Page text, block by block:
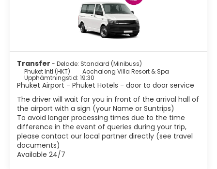
Phi Phi View Point har en utmärkt utsikt över Ao Ton Sai
och Ao Lo Dalam Bay. Patong Beach är den mest besökta
stranden och den är ibland trång, men har regionens
bästa nattliv. För mer avslappnade stränder, besök de
vackra stränderna Kamala, Surin, Laem Singh, Karon och
Phuket är verkligen en underbar plats för en avkopplande
resa. Massor av fantastiska underbara resorts, utmärkta
smakfulla restauranger, vita sandstränder, fantastiska
omgivande öar och spännande nattliv. Allt du behöver för
en riktig semester.
Transfer - Delade: Standard (Minibuss)
Phuket Intl (HKT)
Aochalong Villa Resort & Spa
Upphämtningstid: 19:30
Phuket Airport - Phuket Hotels - door to door service
The driver will wait for you in front of the arrival hall of
the airport with a sign (your Name or Suntrips)
To avoid longer processing times due to the time
difference in the event of queries during your trip,
please contact our local partner directly (see travel
documents)
Available 24/7